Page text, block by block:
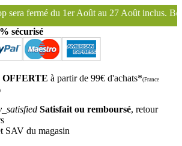
27 Août inclus. Bonnes vacances !
sécurisé
à partir de 99€ d'achats*(France
Satisfait ou remboursé, retour
SAV du magasin